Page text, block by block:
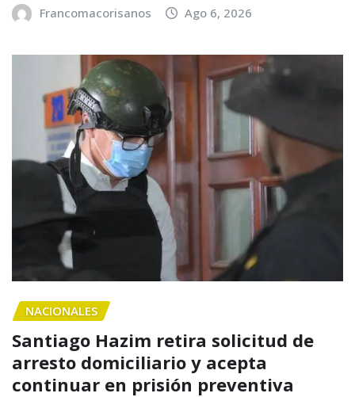
Francomacorisanos Ago 6, 2026
NACIONALES
Santiago Hazim retira solicitud de
arresto domiciliario y acepta
continuar en prisión preventiva